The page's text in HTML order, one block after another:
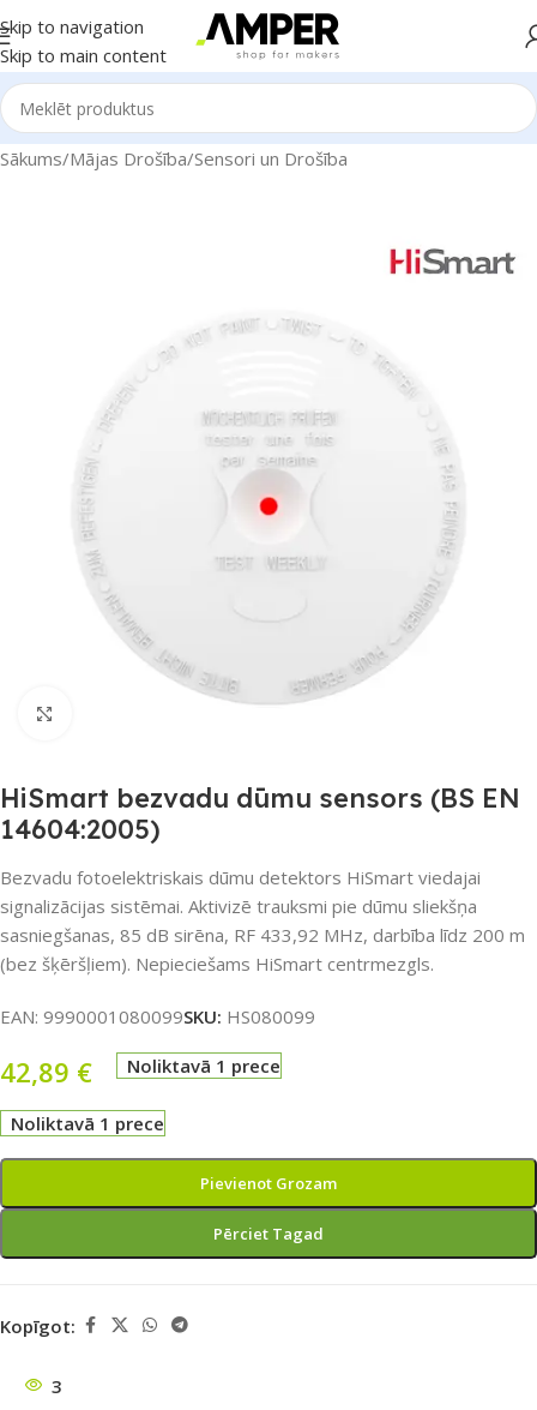
Skip to navigation
Skip to main content
Sākums/Mājas Drošība/Sensori un Drošība
HiSmart bezvadu dūmu sensors (BS EN
14604:2005)
Bezvadu fotoelektriskais dūmu detektors HiSmart viedajai
signalizācijas sistēmai. Aktivizē trauksmi pie dūmu sliekšņa
sasniegšanas, 85 dB sirēna, RF 433,92 MHz, darbība līdz 200 m
(bez šķēršļiem). Nepieciešams HiSmart centrmezgls.
EAN: 9990001080099SKU: HS080099
42,89 € Noliktavā 1 prece
Noliktavā 1 prece
Pievienot Grozam
Pērciet Tagad
Kopīgot:
3